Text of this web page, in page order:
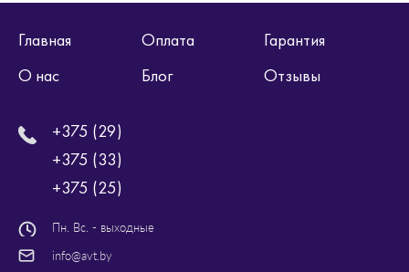
Главная Оплата
Гарантия
О нас
Блог Отзывы
+375 (29)
+375 (33)
+375 (25)
Пн. Вс. - выходные
info@avt.by